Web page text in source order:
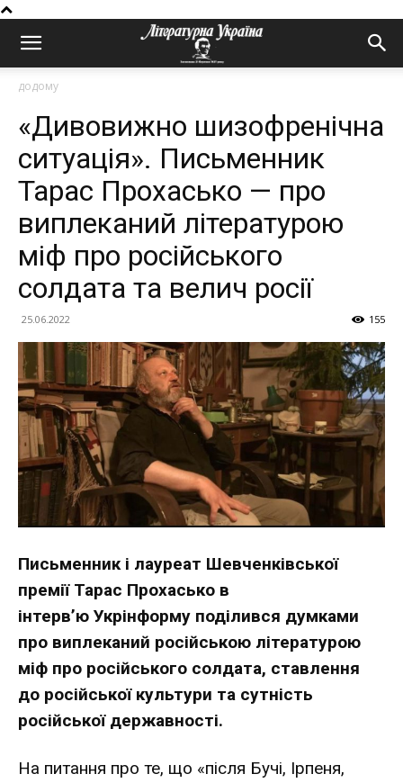
додому
«Дивовижно шизофренічна
ситуація». Письменник
Тарас Прохасько — про
виплеканий літературою
міф про російського
солдата та велич росії
25.06.2022 155
Письменник і лауреат Шевченківської
премії Тарас Прохасько в
інтерв’ю Укрінформу поділився думками
про виплеканий російською літературою
міф про російського солдата, ставлення
до російської культури та сутність
російської державності.
На питання про те, що «після Бучі, Ірпеня,